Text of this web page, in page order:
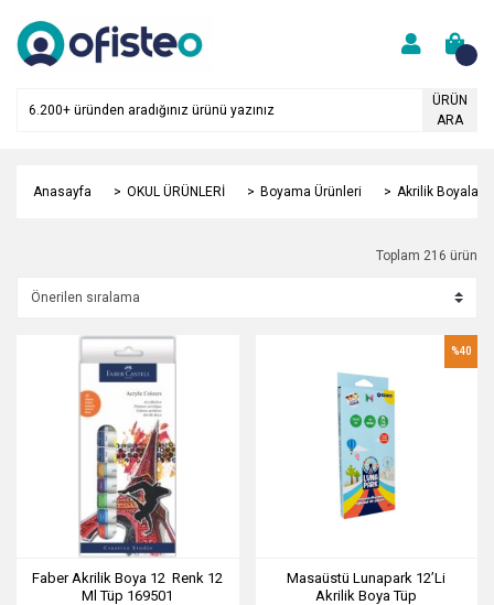
ÜRÜN
ARA
Anasayfa OKUL ÜRÜNLERİ Boyama Ürünleri Akrilik Boyalar
Toplam 216 ürün
Faber Akrilik Boya 12 Renk 12
Ml Tüp 169501
Masaüstü Lunapark 12’Li
Akrilik Boya Tüp
%40